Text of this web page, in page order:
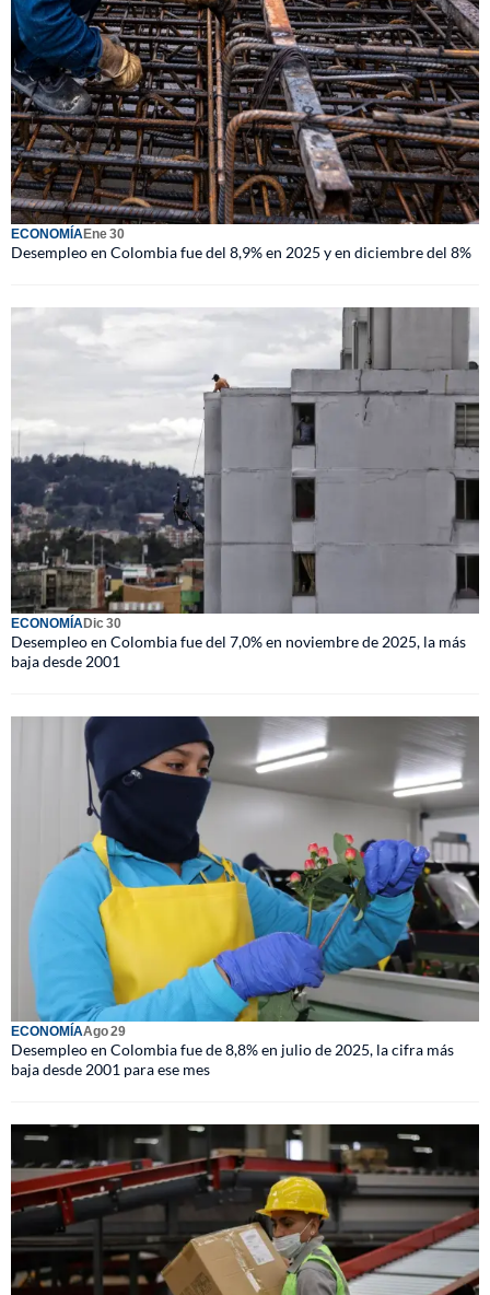
ECONOMÍAEne 30
Desempleo en Colombia fue del 8,9% en 2025 y en diciembre del 8%
ECONOMÍADic 30
Desempleo en Colombia fue del 7,0% en noviembre de 2025, la más
baja desde 2001
ECONOMÍAAgo 29
Desempleo en Colombia fue de 8,8% en julio de 2025, la cifra más
baja desde 2001 para ese mes